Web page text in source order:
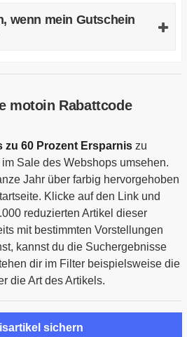
Es gibt jedoch einige
wie beispielsweise beim
du nur einen
einlösen. Des Weiteren
wenn mein Gutschein
und kontrolliere, ob der eine
auf deinen Einkauf zutrifft:
oder Zahlendreher
schon abgelaufen?
nur von einer bestimmten
werden?
oder Kategorien vom Rabatt
ausgewählte Sortimente
Menge erforderlich?
motoin Rabattcode
zu 60 Prozent Ersparniszu
Sale des Webshops umsehen.
Jahr über farbig hervorgehoben
Klicke auf den Link und
reduzierten Artikel dieser
mit bestimmten Vorstellungen
kannst du die Suchergebnisse
dir im Filter beispielsweise die
die Art des Artikels.
sichern